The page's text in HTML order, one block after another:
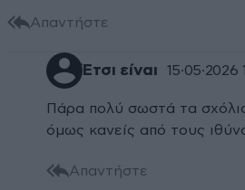
Απαντήστε
Έτσι είναι 15·05·2026
Πάρα πολύ σωστά τα
όμως κανείς από τους
Απαντήστε